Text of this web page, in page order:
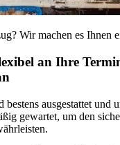
Wir machen es Ihnen
an Ihre
bestens ausgestattet und
gewartet, um den